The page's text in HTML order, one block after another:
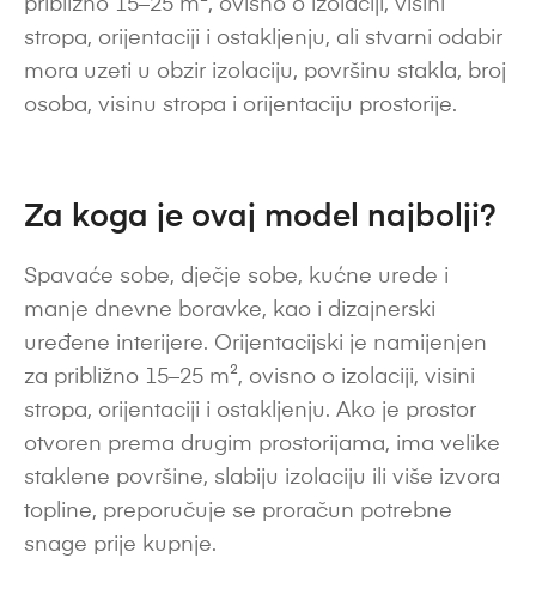
približno 15–25 m², ovisno o izolaciji, visini
stropa, orijentaciji i ostakljenju, ali stvarni odabir
mora uzeti u obzir izolaciju, površinu stakla, broj
osoba, visinu stropa i orijentaciju prostorije.
Za koga je ovaj model najbolji?
Spavaće sobe, dječje sobe, kućne urede i
manje dnevne boravke, kao i dizajnerski
uređene interijere. Orijentacijski je namijenjen
za približno 15–25 m², ovisno o izolaciji, visini
stropa, orijentaciji i ostakljenju. Ako je prostor
otvoren prema drugim prostorijama, ima velike
staklene površine, slabiju izolaciju ili više izvora
topline, preporučuje se proračun potrebne
snage prije kupnje.